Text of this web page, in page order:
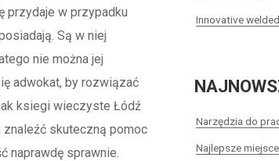
przydaje w przypadku
Są w niej
nie można jej
adwokat, by rozwiązać
ksiegi wieczyste Łódź
skuteczną pomoc
naprawdę sprawnie.
Innovative
Narzędzia do
Najlepsze